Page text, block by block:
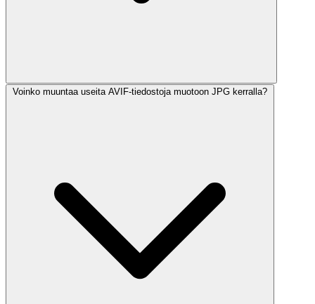
Voinko muuntaa useita AVIF-tiedostoja muotoon JPG kerralla?